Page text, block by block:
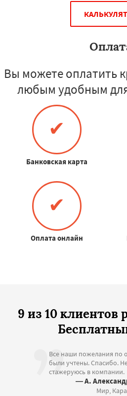
Вы можете оплатить
любым удобным
✔
Банковская карта
✔
Оплата онлайн
9 из 10 клиентов
Все наши пожелания по
были учтены. Спасибо.
стажеруюсь в компании.
— А.
Мир,